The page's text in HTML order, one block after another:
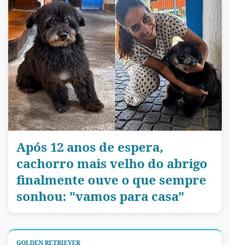
Após 12 anos de espera,
cachorro mais velho do abrigo
finalmente ouve o que sempre
sonhou: "vamos para casa"
GOLDEN RETRIEVER